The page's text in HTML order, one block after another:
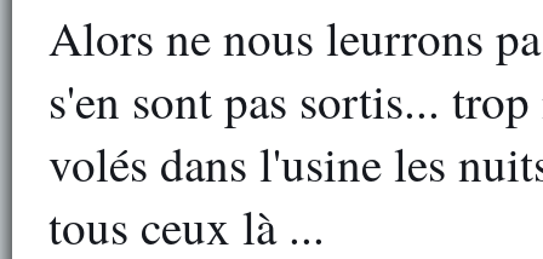
Alors ne nous leurrons
s'en sont pas sortis...
volés dans l'usine les
tous ceux là ...